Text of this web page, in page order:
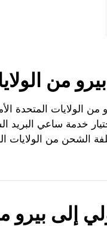
من
خدمة ساعي البريد
إلى بيرو